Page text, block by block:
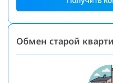
Обмен старой